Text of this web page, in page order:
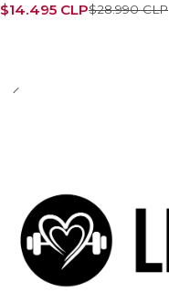
$14.495 CLP$28.990 CLP